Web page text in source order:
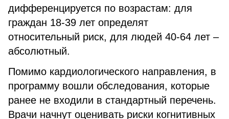
дифференцируется по возрастам: для
граждан 18-39 лет определят
относительный риск, для людей 40-64 лет –
абсолютный.
Помимо кардиологического направления, в
программу вошли обследования, которые
ранее не входили в стандартный перечень.
Врачи начнут оценивать риски когнитивных